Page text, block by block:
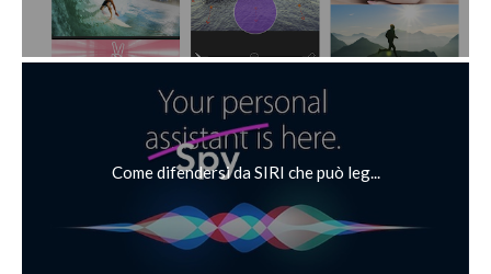
Come difendersi da SIRI che può leg...